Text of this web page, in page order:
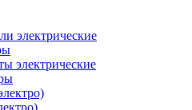
электрические
электрические